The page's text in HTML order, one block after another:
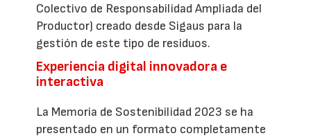
Colectivo de Responsabilidad Ampliada del
Productor) creado desde Sigaus para la
gestión de este tipo de residuos.
Experiencia digital innovadora e
interactiva
La Memoria de Sostenibilidad 2023 se ha
presentado en un formato completamente